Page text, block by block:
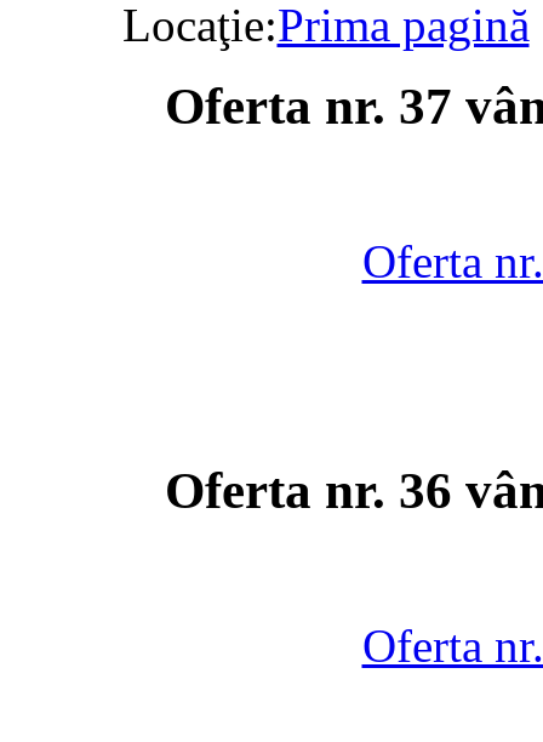
Locaţie:Prima pagină
Oferta nr. 37
Oferta
Oferta nr. 36
Oferta